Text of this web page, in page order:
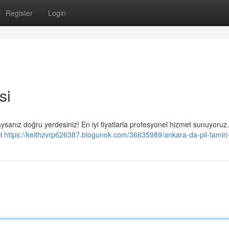
Register Login
doğru yerdesiniz! En iyi fiyatlarla profesyonel hizmet
https://keithzvrp626387.blogunok.com/36635989/ankara-da-pil-tamiri-